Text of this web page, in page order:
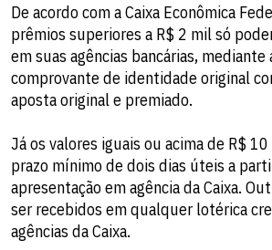
De acordo com a Caixa Econômica
prêmios superiores a R$ 2 mil só
em suas agências bancárias,
comprovante de identidade original
aposta original e premiado.
Já os valores iguais ou acima de R$
prazo mínimo de dois dias úteis a
apresentação em agência da Caixa.
ser recebidos em qualquer lotérica
agências da Caixa.